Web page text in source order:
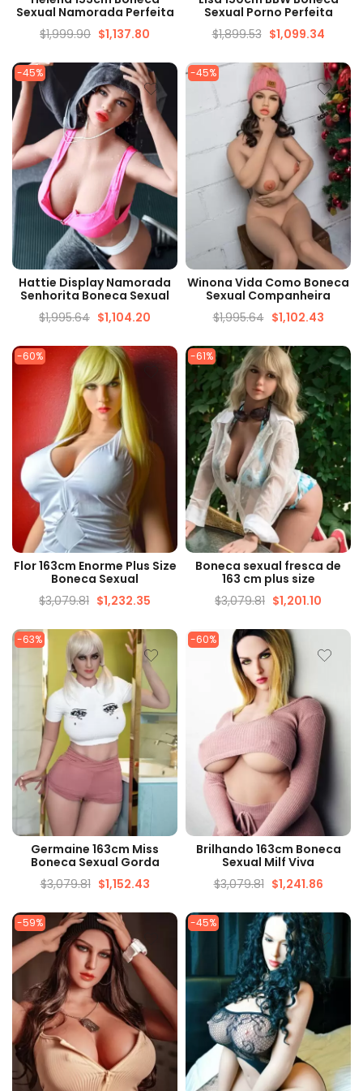
Sexual Namorada Perfeita
$1,999.90 $1,137.80
Sexual Porno Perfeita
$1,899.53 $1,099.34
-45%
VISUALIZAÇÃO RÁPIDA
Hattie Display Namorada
Senhorita Boneca Sexual
$1,995.64 $1,104.20
-45%
VISUALIZAÇÃO RÁPIDA
Winona Vida Como Boneca
Sexual Companheira
$1,995.64 $1,102.43
-60%
VISUALIZAÇÃO RÁPIDA
Flor 163cm Enorme Plus Size
Boneca Sexual
$3,079.81 $1,232.35
-61%
VISUALIZAÇÃO RÁPIDA
Boneca sexual fresca de
163 cm plus size
$3,079.81 $1,201.10
-63%
VISUALIZAÇÃO RÁPIDA
Germaine 163cm Miss
Boneca Sexual Gorda
$3,079.81 $1,152.43
-60%
VISUALIZAÇÃO RÁPIDA
Brilhando 163cm Boneca
Sexual Milf Viva
$3,079.81 $1,241.86
-59% -45%